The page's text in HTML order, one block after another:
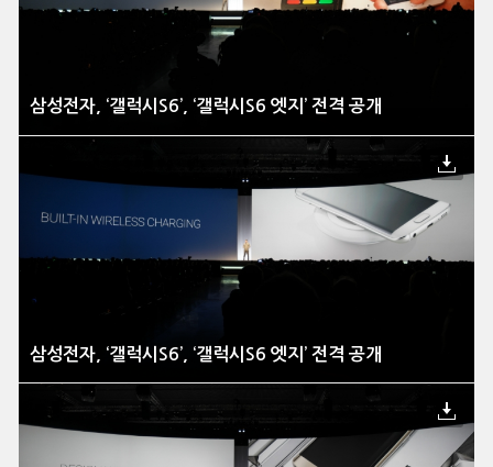
삼성전자, ‘갤럭시S6’, ‘갤럭시S6 엣지’ 전격 공개
삼성전자, ‘갤럭시S6’, ‘갤럭시S6 엣지’ 전격 공개